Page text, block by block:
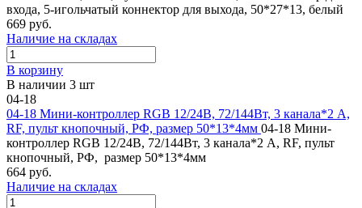
входа, 5-игольчатый коннектор для выхода, 50*27*13, белый
669 руб.
Наличие на складах
В корзину
В наличии 3 шт
04-18
04-18 Мини-контроллер RGB 12/24В, 72/144Вт, 3 канала*2 А,
RF, пульт кнопочный, РФ, размер 50*13*4мм 04-18 Мини-
контроллер RGB 12/24В, 72/144Вт, 3 канала*2 А, RF, пульт
кнопочный, РФ, размер 50*13*4мм
664 руб.
Наличие на складах